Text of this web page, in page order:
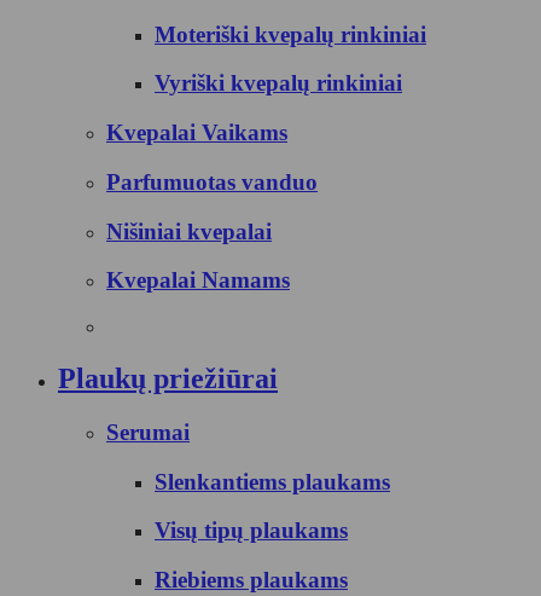
Moteriški kvepalų rinkiniai
Vyriški kvepalų rinkiniai
Kvepalai Vaikams
Parfumuotas vanduo
Nišiniai kvepalai
Kvepalai Namams
Plaukų priežiūrai
Serumai
Slenkantiems plaukams
Visų tipų plaukams
Riebiems plaukams